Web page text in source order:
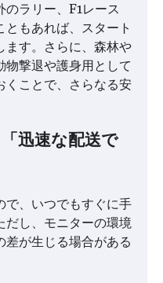
ラリー、F1レース
もあれば、スタート
ます。さらに、森林や
物撃退や護身用として
くことで、さらなる安
迅速な配送で
で、いつでもすぐに手
だし、モニターの環境
差が生じる場合がある